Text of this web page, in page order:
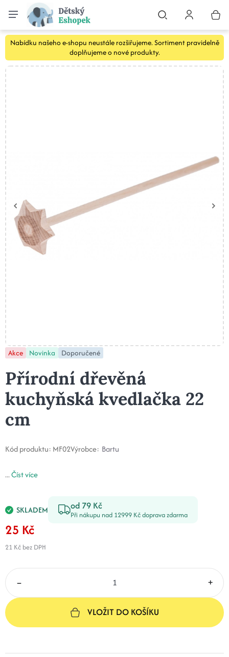
Nabídku našeho e-shopu neustále rozšiřujeme. Sortiment pravidelně
doplňujeme o nové produkty.
Akce Novinka Doporučené
Přírodní dřevěná
kuchyňská kvedlačka 22
cm
Kód produktu: MF02Výrobce: Bartu
...Číst více
SKLADEM od 79 Kč
Při nákupu nad 12999 Kč doprava zdarma
25 Kč
21 Kč bez DPH
– +
VLOŽIT DO KOŠÍKU